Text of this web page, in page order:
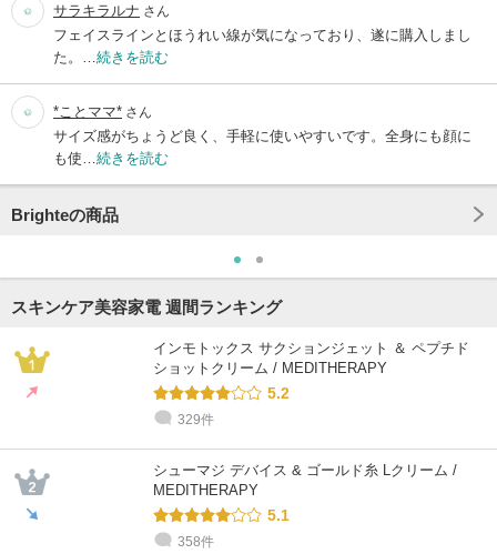
サラキラルナ さん
フェイスラインとほうれい線が気になっており、遂に購入しまし
た。… 続きを読む
*ことママ* さん
サイズ感がちょうど良く、手軽に使いやすいです。全身にも顔に
も使… 続きを読む
Brighteの商品
スキンケア美容家電 週間ランキング
インモトックス サクションジェット ＆ ペプチド
ショットクリーム / MEDITHERAPY
5.2
329件
シューマジ デバイス & ゴールド糸 Lクリーム /
MEDITHERAPY
5.1
358件